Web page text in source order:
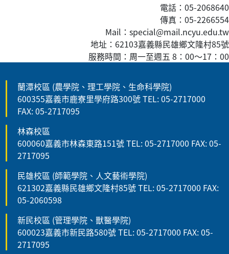
電話：05-2068640
傳真 ：05-2266554
Mail：special@mail.ncyu.edu.tw
地址：62103嘉義縣民雄鄉文隆村85號
服務時間：周一至週五 8：00～17：00
蘭潭校區 (農學院、理工學院、生命科學院)
600355嘉義市鹿寮里學府路300號 TEL: 05-2717000
FAX: 05-2717095
林森校區
600060嘉義市林森東路151號 TEL: 05-2717000 FAX: 05-
2717095
民雄校區 (師範學院、人文藝術學院)
621302嘉義縣民雄鄉文隆村85號 TEL: 05-2717000 FAX:
05-2060598
新民校區 (管理學院、獸醫學院)
600023嘉義市新民路580號 TEL: 05-2717000 FAX: 05-
2717095